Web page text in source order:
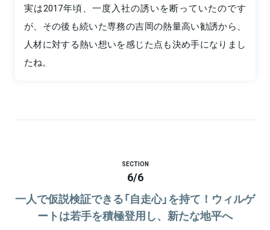
実は2017年頃、一度入社の誘いを断っていたのです
が、その後も続いた専務の吉岡の熱量高い勧誘から、
人材に対する熱い想いを感じた点も決め手になりまし
たね。
SECTION
6/6
一人で仮説検証できる「自走心」を持て！ウィルゲ
ートは若手を積極登用し、新たな地平へ